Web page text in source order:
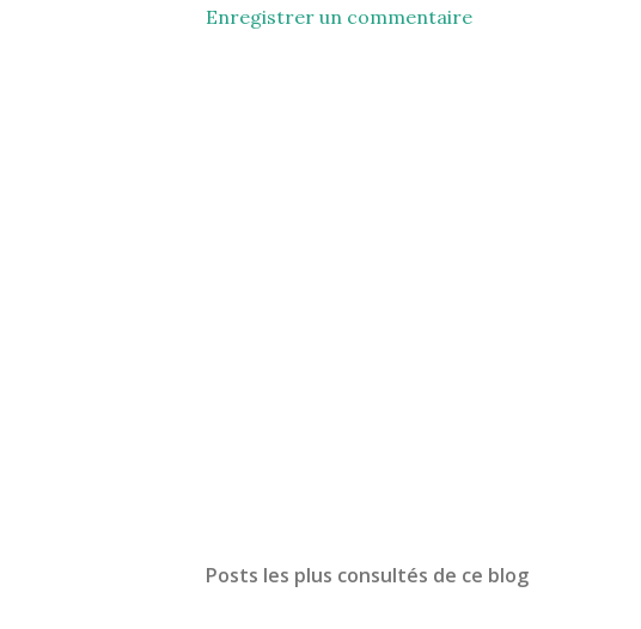
Enregistrer un commentaire
Posts les plus consultés de ce blog